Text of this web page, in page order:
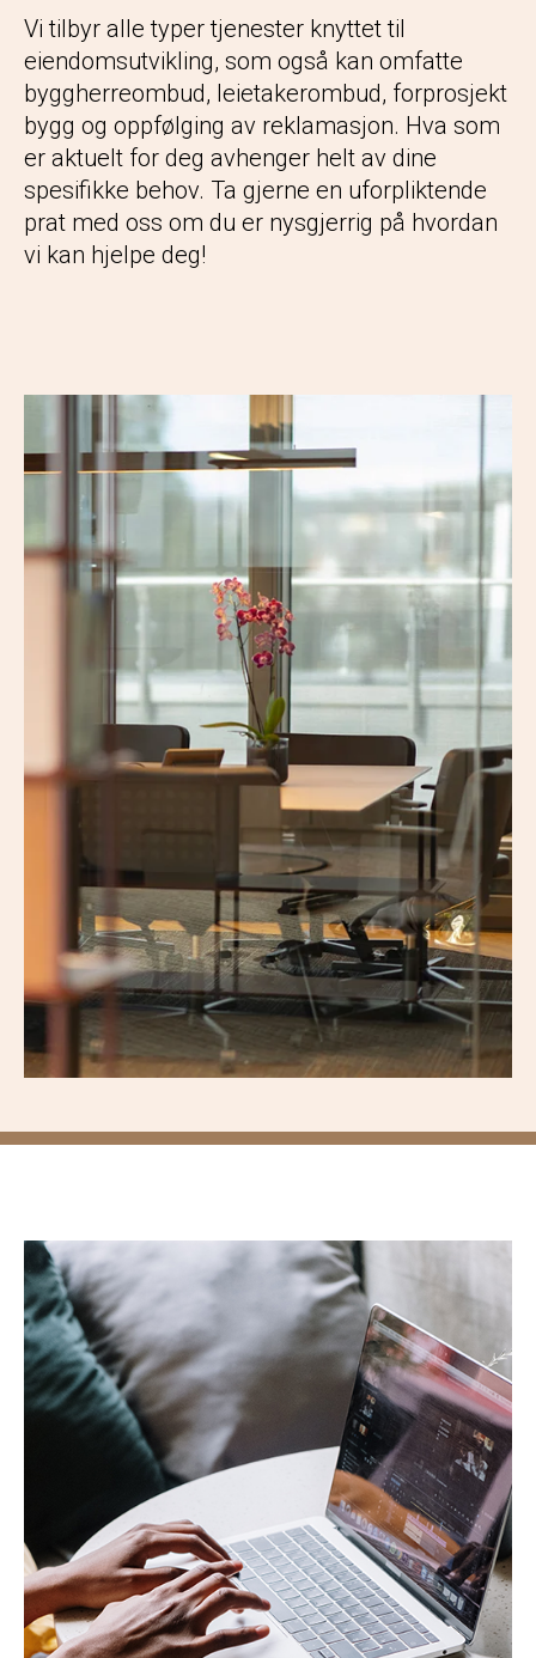
Vi tilbyr alle typer tjenester knyttet til
eiendomsutvikling, som også kan omfatte
byggherreombud, leietakerombud, forprosjekt
bygg og oppfølging av reklamasjon. Hva som
er aktuelt for deg avhenger helt av dine
spesifikke behov. Ta gjerne en uforpliktende
prat med oss om du er nysgjerrig på hvordan
vi kan hjelpe deg!